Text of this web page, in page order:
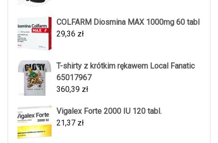
COLFARM Diosmina MAX 1000mg 60 tabl
29,36 zł
T-shirty z krótkim rękawem Local Fanatic
65017967
360,39 zł
Vigalex Forte 2000 IU 120 tabl.
21,37 zł